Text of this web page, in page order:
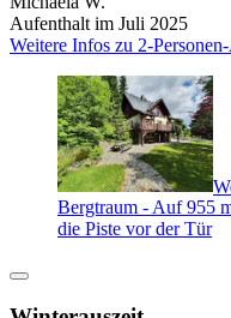
Aufenthalt im Juli 2025
Weitere Infos zu 2-
Bergtraum - Auf 955
die Piste vor der Tür